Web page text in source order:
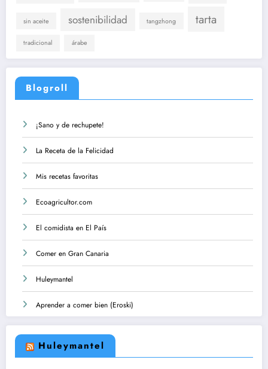
sin aceite sostenibilidad tangzhong tarta
tradicional árabe
Blogroll
¡Sano y de rechupete!
La Receta de la Felicidad
Mis recetas favoritas
Ecoagricultor.com
El comidista en El País
Comer en Gran Canaria
Huleymantel
Aprender a comer bien (Eroski)
Huleymantel